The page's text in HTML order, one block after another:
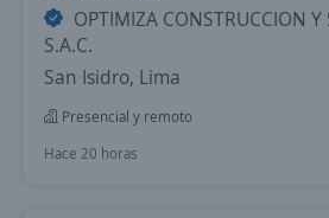
OPTIMIZA CONSTRUCCION Y
S.A.C.
San Isidro, Lima
Presencial y remoto
Hace 20 horas